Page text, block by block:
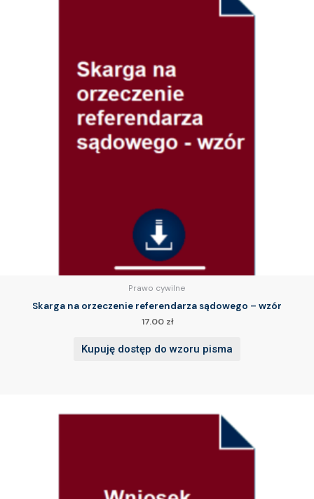
Prawo cywilne
Skarga na orzeczenie referendarza sądowego – wzór
17.00 zł
Kupuję dostęp do wzoru pisma